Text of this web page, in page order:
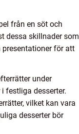
från en söt och
dessa skillnader som
presentationer för att
under
festliga desserter.
vilket kan vara
desserter bör